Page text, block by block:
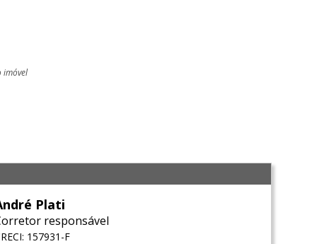
imóvel
Plati
responsável
157931-F